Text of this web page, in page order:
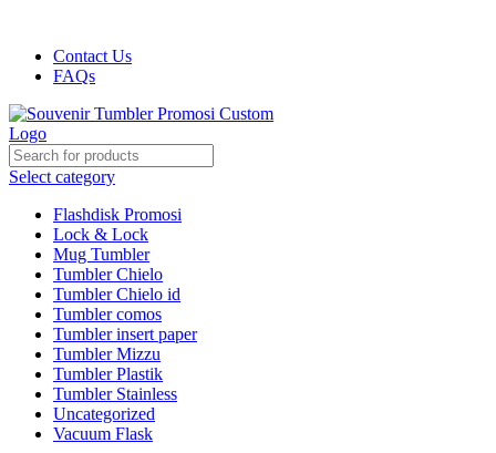
Contact Us
FAQs
Select category
Flashdisk Promosi
Lock & Lock
Mug Tumbler
Tumbler Chielo
Tumbler Chielo id
Tumbler comos
Tumbler insert paper
Tumbler Mizzu
Tumbler Plastik
Tumbler Stainless
Uncategorized
Vacuum Flask